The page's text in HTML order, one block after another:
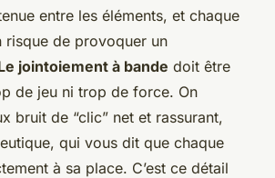
entre les éléments, et chaque
risque de provoquer un
jointoiement à bande doit être
de jeu ni trop de force. On
bruit de “clic” net et rassurant,
qui vous dit que chaque
à sa place. C’est ce détail